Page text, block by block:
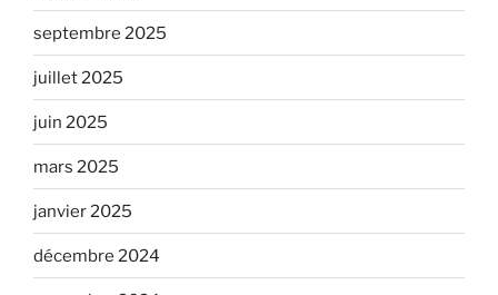
septembre 2025
juillet 2025
juin 2025
mars 2025
janvier 2025
décembre 2024